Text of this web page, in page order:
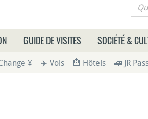
Que
GUIDE DE VISITES SOCIÉTÉ &
¥ ✈️ Vols 🏨 Hôtels 🚄 JR